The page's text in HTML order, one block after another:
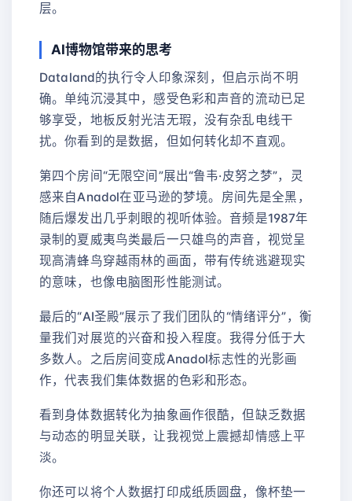
层。
AI博物馆带来的思考
Dataland的执行令人印象深刻，但启示尚不明
确。单纯沉浸其中，感受色彩和声音的流动已足
够享受，地板反射光洁无瑕，没有杂乱电线干
扰。你看到的是数据，但如何转化却不直观。
第四个房间“无限空间”展出“鲁韦·皮努之梦”，灵
感来自Anadol在亚马逊的梦境。房间先是全黑，
随后爆发出几乎刺眼的视听体验。音频是1987年
录制的夏威夷鸟类最后一只雄鸟的声音，视觉呈
现高清蜂鸟穿越雨林的画面，带有传统逃避现实
的意味，也像电脑图形性能测试。
最后的“AI圣殿”展示了我们团队的“情绪评分”，衡
量我们对展览的兴奋和投入程度。我得分低于大
多数人。之后房间变成Anadol标志性的光影画
作，代表我们集体数据的色彩和形态。
看到身体数据转化为抽象画作很酷，但缺乏数据
与动态的明显关联，让我视觉上震撼却情感上平
淡。
你还可以将个人数据打印成纸质圆盘，像杯垫一